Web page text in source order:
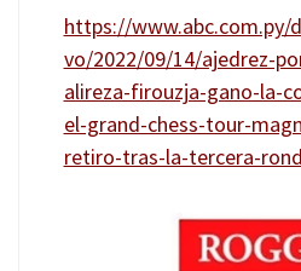
https://
vo/2022/09/14/ajedrez-
alireza-firouzja-gano-la-
el-grand-chess-tour-
retiro-tras-la-tercera-